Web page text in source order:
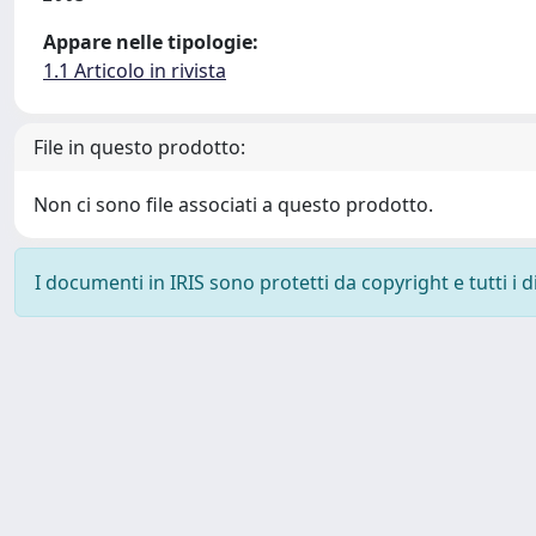
Appare nelle tipologie:
1.1 Articolo in rivista
File in questo prodotto:
Non ci sono file associati a questo prodotto.
I documenti in IRIS sono protetti da copyright e tutti i